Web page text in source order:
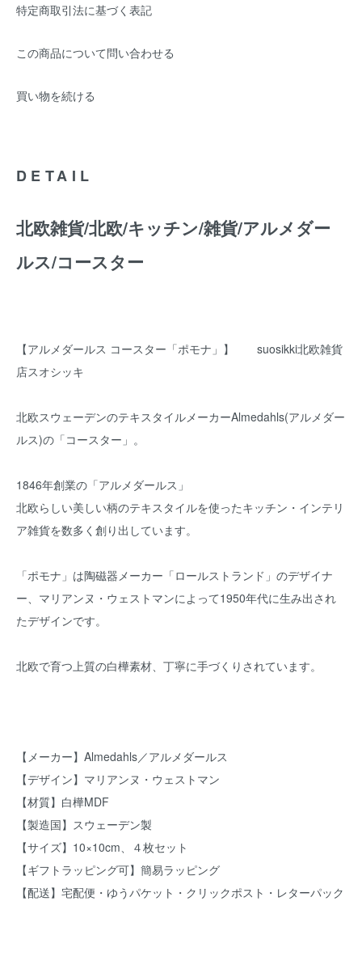
特定商取引法に基づく表記
この商品について問い合わせる
買い物を続ける
DETAIL
北欧雑貨/北欧/キッチン/雑貨/アルメダー
ルス/コースター
【アルメダールス コースター「ポモナ」】 suosikki北欧雑貨
店スオシッキ
北欧スウェーデンのテキスタイルメーカーAlmedahls(アルメダー
ルス)の「コースター」。
1846年創業の「アルメダールス」
北欧らしい美しい柄のテキスタイルを使ったキッチン・インテリ
ア雑貨を数多く創り出しています。
「ポモナ」は陶磁器メーカー「ロールストランド」のデザイナ
ー、マリアンヌ・ウェストマンによって1950年代に生み出され
たデザインです。
北欧で育つ上質の白樺素材、丁寧に手づくりされています。
【メーカー】Almedahls／アルメダールス
【デザイン】マリアンヌ・ウェストマン
【材質】白樺MDF
【製造国】スウェーデン製
【サイズ】10×10cm、４枚セット
【ギフトラッピング可】簡易ラッピング
【配送】宅配便・ゆうパケット・クリックポスト・レターパック